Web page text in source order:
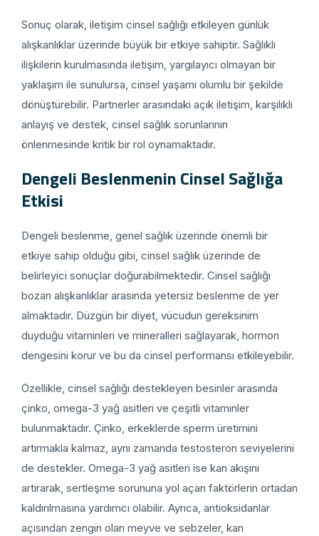
Sonuç olarak, iletişim cinsel sağlığı etkileyen günlük
alışkanlıklar üzerinde büyük bir etkiye sahiptir. Sağlıklı
ilişkilerin kurulmasında iletişim, yargılayıcı olmayan bir
yaklaşım ile sunulursa, cinsel yaşamı olumlu bir şekilde
dönüştürebilir. Partnerler arasındaki açık iletişim, karşılıklı
anlayış ve destek, cinsel sağlık sorunlarının
önlenmesinde kritik bir rol oynamaktadır.
Dengeli Beslenmenin Cinsel Sağlığa
Etkisi
Dengeli beslenme, genel sağlık üzerinde önemli bir
etkiye sahip olduğu gibi, cinsel sağlık üzerinde de
belirleyici sonuçlar doğurabilmektedir. Cinsel sağlığı
bozan alışkanlıklar arasında yetersiz beslenme de yer
almaktadır. Düzgün bir diyet, vücudun gereksinim
duyduğu vitaminleri ve mineralleri sağlayarak, hormon
dengesini korur ve bu da cinsel performansı etkileyebilir.
Özellikle, cinsel sağlığı destekleyen besinler arasında
çinko, omega-3 yağ asitleri ve çeşitli vitaminler
bulunmaktadır. Çinko, erkeklerde sperm üretimini
artırmakla kalmaz, aynı zamanda testosteron seviyelerini
de destekler. Omega-3 yağ asitleri ise kan akışını
artırarak, sertleşme sorununa yol açan faktörlerin ortadan
kaldırılmasına yardımcı olabilir. Ayrıca, antioksidanlar
açısından zengin olan meyve ve sebzeler, kan